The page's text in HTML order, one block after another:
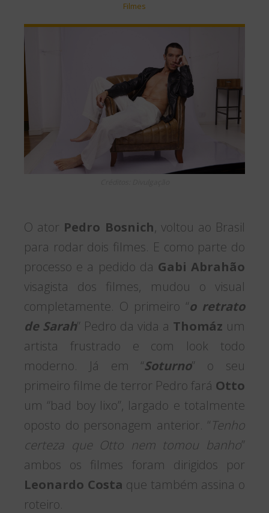
Filmes
O ator Pedro Bosnich, voltou ao Brasil
para rodar dois filmes. E como parte do
processo e a pedido da Gabi Abrahão
visagista dos filmes, mudou o visual
completamente. O primeiro “o retrato
de Sarah” Pedro da vida a Thomáz um
artista frustrado e com look todo
moderno. Já em “Soturno” o seu
primeiro filme de terror Pedro fará Otto
um “bad boy lixo”, largado e totalmente
oposto do personagem anterior. “ Tenho
certeza que Otto nem tomou banho”
ambos os filmes foram dirigidos por
Leonardo Costa que também assina o
roteiro.